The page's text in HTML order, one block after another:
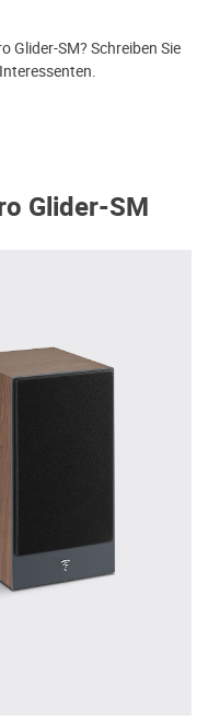
Glider-SM? Schreiben Sie
Glider-SM